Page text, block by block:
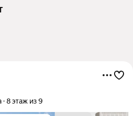
8 этаж из 9